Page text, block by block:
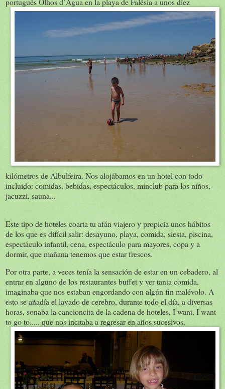
kilómetros de Albulfeira. Nos alojábamos en un hotel con todo
incluido: comidas, bebidas, espectáculos, minclub para los niños,
jacuzzi, sauna...
Este tipo de hoteles coarta tu afán viajero y propicia unos hábitos
de los que es difícil salir: desayuno, playa, comida, siesta, piscina,
espectáculo infantil, cena, espectáculo para mayores, copa y a
dormir, que mañana tenemos que estar frescos.
Por otra parte, a veces tenía la sensación de estar en un cebadero, al
entrar en alguno de los restaurantes buffet y ver tanta comida,
imaginaba que nos estaban engordando con algún fin malévolo. A
esto se añadía el lavado de cerebro, durante todo el día, a diversas
horas, sonaba la cancioncita de la cadena de hoteles, I want, I want
to go to..... que nos incitaba a regresar en años sucesivos.